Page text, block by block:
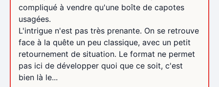
compliqué à vendre qu'une boîte de capotes
usagées.
L'intrigue n'est pas très prenante. On se retrouve
face à la quête un peu classique, avec un petit
retournement de situation. Le format ne permet
pas ici de développer quoi que ce soit, c'est
bien là le...